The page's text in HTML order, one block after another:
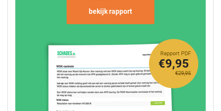
bekijk rapport
Rapport PDF
€29,95
€9,95